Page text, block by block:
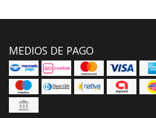
MEDIOS DE PAGO